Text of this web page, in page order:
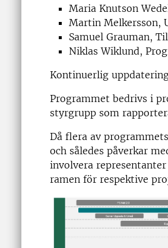
Maria Knutson
Martin Melkersson,
Samuel Grauman,
Niklas Wiklund,
Kontinuerlig
Programmet bedrivs i
styrgrupp som
Då flera av
och således påverkar
involvera
ramen för respektive